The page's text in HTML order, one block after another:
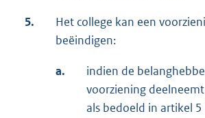
5.
Het college kan een
beëindigen:
a.
indien de
voorziening
als bedoeld in artikel 5